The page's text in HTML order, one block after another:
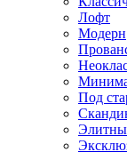
Лофт
Модерн
Под